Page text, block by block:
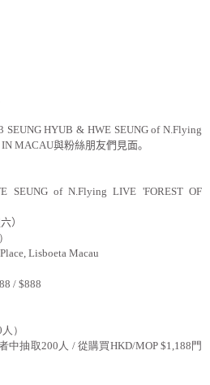
SEUNG HYUB & HWE SEUNG of N.Flying
IN MACAU與粉絲朋友們見面。
SEUNG of N.Flying LIVE 'FOREST OF
）
Lisboeta Macau
/ $888
人）
中抽取200 人 / 從購買HKD/MOP $1,188 門